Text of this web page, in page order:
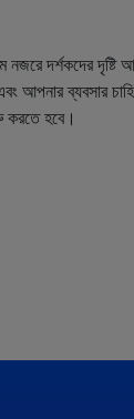
নজরে দর্শকদের দৃষ্টি
আপনার ব্যবসার
করতে হবে।